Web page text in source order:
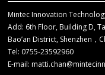
Mintec Innovation
Add: 6th Floor, Building D,
Bao’an District, Shenzhen，
Tel: 0755-23592960
E-mail: